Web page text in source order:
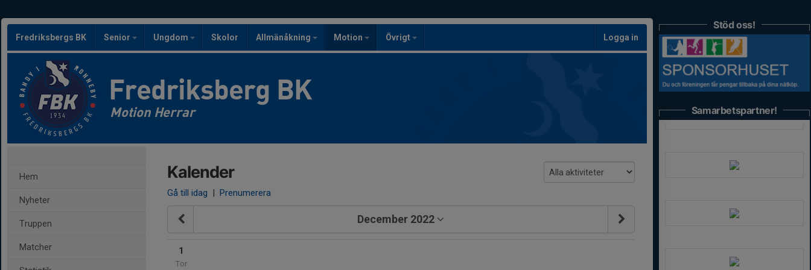
Fredriksbergs BK Senior Ungdom Skolor Allmänåkning Motion Övrigt Logga in
Fredriksberg BK
Motion Herrar
Hem
Nyheter
Truppen
Matcher
Kalender
Gå till idag | Prenumerera
December 2022
1
Tor
Stöd oss!
Samarbetspartner!